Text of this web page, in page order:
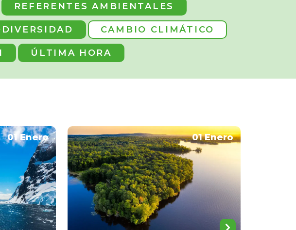
REFERENTES AMBIENTALES
CAMBIO CLIMÁTICO
ÚLTIMA HORA
01 Enero 01 Enero